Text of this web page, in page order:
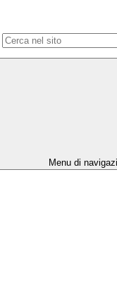
Menu di